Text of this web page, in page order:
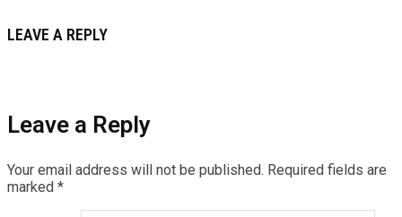
LEAVE A REPLY
Leave a Reply
Your email address will not be published. Required fields are
marked *